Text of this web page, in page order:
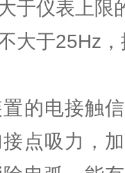
于仪表上限
大于25Hz
的电接触
点吸力，